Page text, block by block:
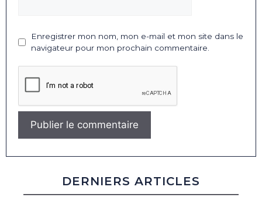
Enregistrer mon nom, mon e-mail et mon site dans le
navigateur pour mon prochain commentaire.
DERNIERS ARTICLES